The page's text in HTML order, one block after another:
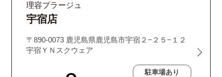
理容プラージュ
宇宿店
〒890-0073 鹿児島県鹿児島市宇宿２−２５−１２
宇宿ＹＮスクウェア
駐車場あり